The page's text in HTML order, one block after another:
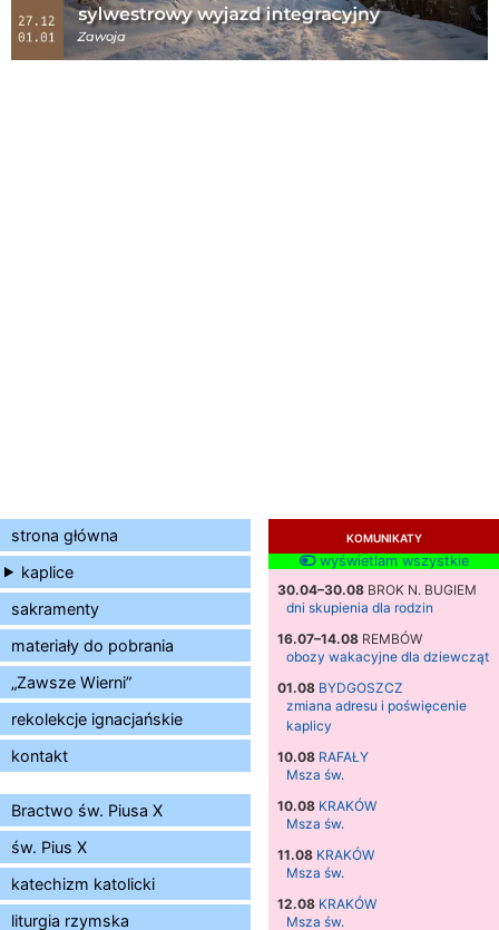
strona główna
kaplice
sakramenty
materiały do pobrania
„Zawsze Wierni”
rekolekcje ignacjańskie
kontakt
Bractwo św. Piusa X
św. Pius X
katechizm katolicki
liturgia rzymska
KOMUNIKATY
wyświetlam wszystkie
30.04–30.08 BROK N. BUGIEM
dni skupienia dla rodzin
16.07–14.08 REMBÓW
obozy wakacyjne dla dziewcząt
01.08 BYDGOSZCZ
zmiana adresu i poświęcenie
kaplicy
10.08 RAFAŁY
Msza św.
10.08 KRAKÓW
Msza św.
11.08 KRAKÓW
Msza św.
12.08 KRAKÓW
Msza św.